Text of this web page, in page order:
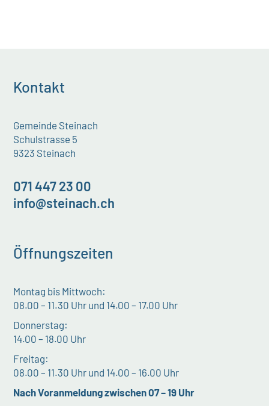
Kontakt
Gemeinde Steinach
Schulstrasse 5
9323 Steinach
071 447 23 00
info@steinach.ch
Öffnungszeiten
Montag bis Mittwoch:
08.00 – 11.30 Uhr und 14.00 – 17.00 Uhr
Donnerstag:
14.00 – 18.00 Uhr
Freitag:
08.00 – 11.30 Uhr und 14.00 – 16.00 Uhr
Nach Voranmeldung zwischen 07 – 19 Uhr